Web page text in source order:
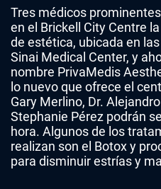
Tres médicos
en el Brickell City Centre
de estética, ubicada en
Sinai Medical Center, y
nombre PrivaMedis
lo nuevo que ofrece el
Gary Merlino, Dr.
Stephanie Pérez podrán
hora. Algunos de los
realizan son el Botox y
para disminuir estrías y